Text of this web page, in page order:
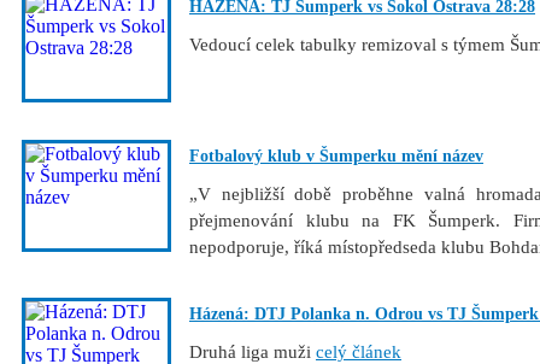
HÁZENÁ: TJ Šumperk vs Sokol Ostrava 28:28
Vedoucí celek tabulky remizoval s týmem
Fotbalový klub v Šumperku mění název
„V nejbližší době proběhne valná
přejmenování klubu na FK Šumperk.
nepodporuje, říká místopředseda klubu
Házená: DTJ Polanka n. Odrou vs TJ
Druhá liga muži celý článek